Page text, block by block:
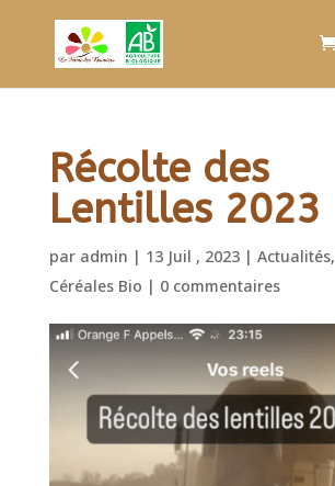
Récolte des
Lentilles 2023
par admin | 13 Juil , 2023| Actualités,
Céréales Bio | 0 commentaires